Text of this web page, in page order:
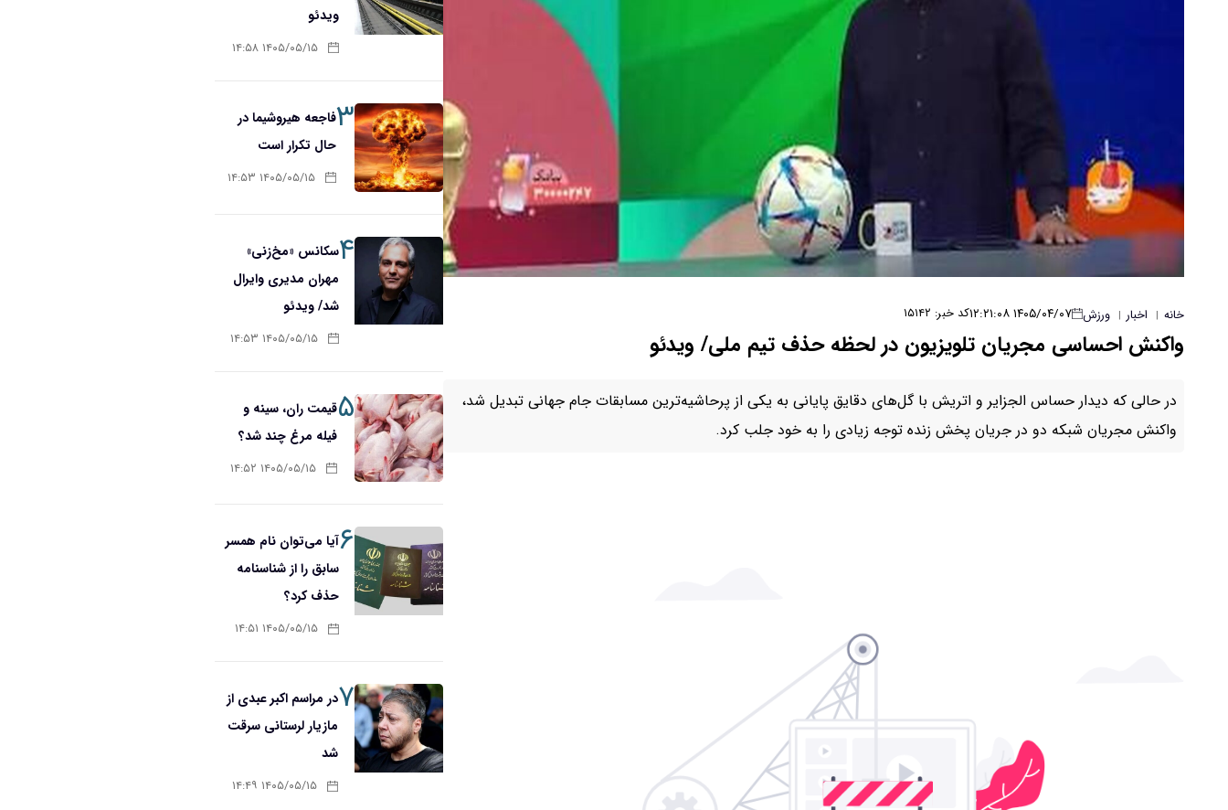
خانه | اخبار | ورزش ۱۴۰۵/۰۴/۰۷ ۱۲:۲۱:۰۸ کد خبر: ۱۵۱۴۲
واکنش احساسی مجریان تلویزیون در لحظه حذف تیم ملی/ ویدئو
در حالی که دیدار حساس الجزایر و اتریش با گل‌های دقایق پایانی به یکی از پرحاشیه‌ترین مسابقات جام جهانی تبدیل شد،
واکنش مجریان شبکه دو در جریان پخش زنده توجه زیادی را به خود جلب کرد.
ویدئو
۱۴۰۵/۰۵/۱۵ ۱۴:۵۸
۳فاجعه هیروشیما در
حال تکرار است
۱۴۰۵/۰۵/۱۵ ۱۴:۵۳
۴سکانس «مخ‌زنی»
مهران مدیری وایرال
شد/ ویدئو
۱۴۰۵/۰۵/۱۵ ۱۴:۵۳
۵قیمت ران، سینه و
فیله مرغ چند شد؟
۱۴۰۵/۰۵/۱۵ ۱۴:۵۲
۶آیا می‌توان نام همسر
سابق را از شناسنامه
حذف کرد؟
۱۴۰۵/۰۵/۱۵ ۱۴:۵۱
۷در مراسم اکبر عبدی از
مازیار لرستانی سرقت
شد
۱۴۰۵/۰۵/۱۵ ۱۴:۴۹